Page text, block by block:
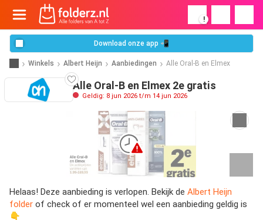
!
Download onze app 📲
Winkels Albert Heijn Aanbiedingen Alle Oral-B en Elmex
Alle Oral-B en Elmex 2e gratis
Geldig: 8 jun 2026 t/m 14 jun 2026
Helaas! Deze aanbieding is verlopen. Bekijk de Albert Heijn
folder of check of er momenteel wel een aanbieding geldig is
👇